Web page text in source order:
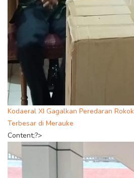
Kodaeral XI Gagalkan Peredaran
Terbesar di Merauke
Content;?>